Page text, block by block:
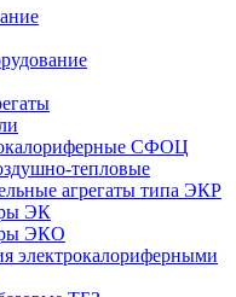
СФОЦ
тепловые
агрегаты типа ЭКР
ЭК
ЭКО
электрокалориферными